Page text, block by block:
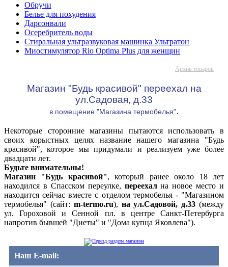
Обручи
Белье для похудения
Дарсонвали
Осеребритель воды
Стиральная ультразвуковая машинка Ультратон
Миостимулятор Rio Optima Plus для женщин
Архив товаров
Магазин "Будь красивой" переехал на
ул.Садовая, д.33
в помещение "Магазина термобелья".
Некоторые сторонние магазины пытаются использовать в
своих корыстных целях название нашего магазина "Будь
красивой", которое мы придумали и реализуем уже более
двадцати лет.
Будьте внимательны!
Магазин "Будь красивой", который ранее около 18 лет
находился в Спасском переулке, переехална новое место и
находится сейчас вместе с отделом термобелья - "Магазином
термобелья" (сайт: m-termo.ru), на ул.Садовой, д.33 (между
ул. Гороховой и Сенной пл. в центре Санкт-Петербурга
напротив бывшей "Диеты" и "Дома купца Яковлева").
Наш E-mail: